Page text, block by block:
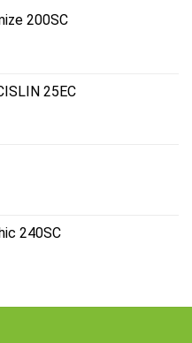
200SC
25EC
240SC